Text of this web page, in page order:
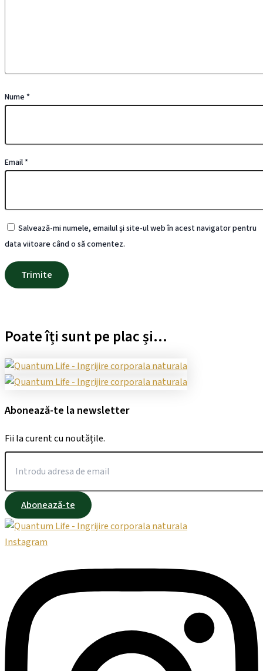
Nume *
Email*
Salvează-mi numele, emailul și site-ul web în acest navigator pentru
data viitoare când o să comentez.
Poate îți sunt pe plac și...
Abonează-te la newsletter
Fii la curent cu noutățile.
Abonează-te
Instagram